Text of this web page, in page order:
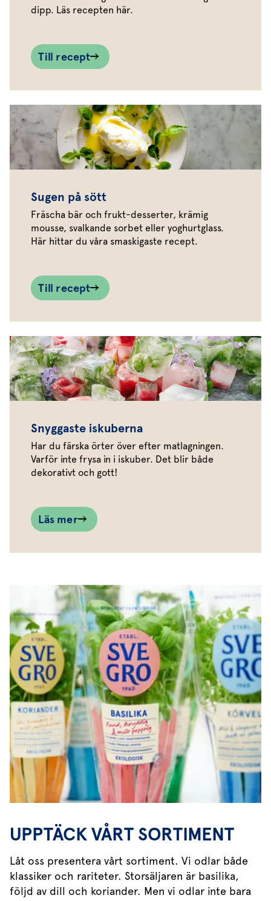
dipp. Läs recepten här.
Till recept
Sugen på sött
Fräscha bär och frukt-desserter, krämig
mousse, svalkande sorbet eller yoghurtglass.
Här hittar du våra smaskigaste recept.
Till recept
Snyggaste iskuberna
Har du färska örter över efter matlagningen.
Varför inte frysa in i iskuber. Det blir både
dekorativt och gott!
Läs mer
UPPTÄCK VÅRT SORTIMENT
Låt oss presentera vårt sortiment. Vi odlar både
klassiker och rariteter. Storsäljaren är basilika,
följd av dill och koriander. Men vi odlar inte bara